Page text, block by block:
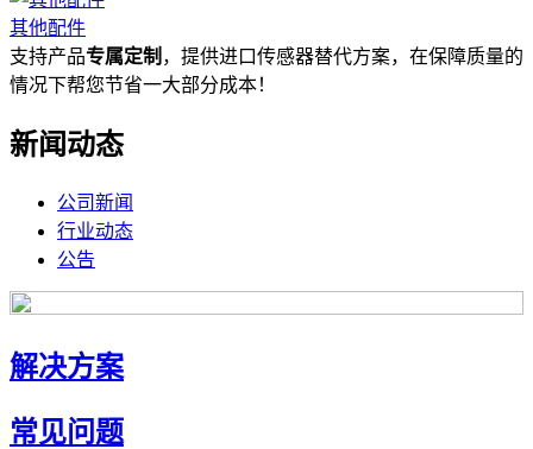
其他配件
支持产品专属定制 ，提供进口传感器替代方案，在保障质量的
情况下帮您节省一大部分成本！
新闻动态
公司新闻
行业动态
公告
解决方案
常见问题